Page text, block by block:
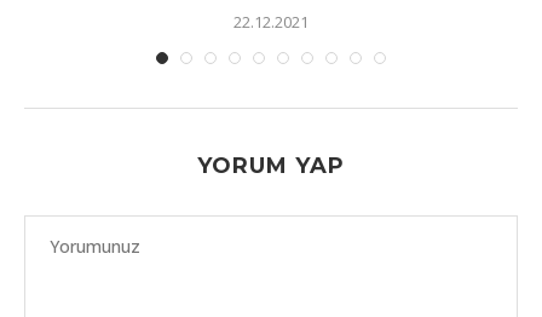
22.12.2021
YORUM YAP